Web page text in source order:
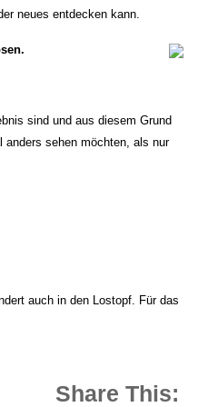
neues entdecken kann.
sind und aus diesem Grund
anders sehen möchten, als nur
auch in den Lostopf. Für das
Share This: